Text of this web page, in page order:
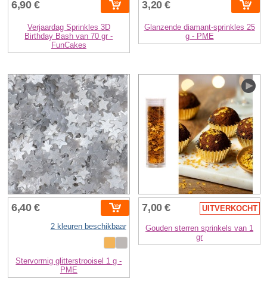
6,90 €
Verjaardag Sprinkles 3D
Birthday Bash van 70 gr -
FunCakes
3,20 €
Glanzende diamant-sprinkles 25
g - PME
6,40 €
2 kleuren beschikbaar
Stervormig glitterstrooisel 1 g -
PME
7,00 € UITVERKOCHT
Gouden sterren sprinkels van 1
gr